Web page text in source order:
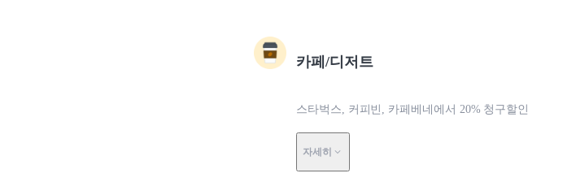
카페/디저트
스타벅스, 커피빈, 카페베네에서 20% 청구할인
자세히